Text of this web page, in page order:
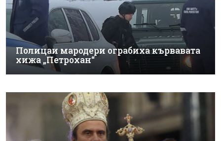
Полицаи мародери ограбиха кървавата
хижа „Петрохан“